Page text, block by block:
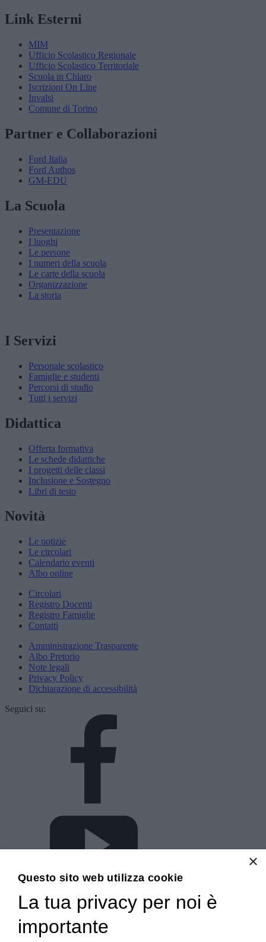
Link Esterni
MIM
Ufficio Scolastico Regionale
Ufficio Scolastico Territoriale
Scuola in Chiaro
Iscrizioni On Line
Invalsi
Comune di Torino
Partner e Collaborazioni
Ford Italia
Ford Authos
GM-EDU
La Scuola
Presentazione
I luoghi
Le persone
I numeri della scuola
Le carte della scuola
Organizzazione
La storia
I Servizi
Personale scolastico
Famiglie e studenti
Percorsi di studio
Tutti i servizi
Didattica
Offerta formativa
Le schede didattiche
I progetti delle classi
Inclusione e Sostegno
Libri di testo
Novità
Le notizie
Le circolari
Calendario eventi
Albo online
Circolari
Registro Docenti
Registro Famiglie
Contatti
Amministrazione Trasparente
Albo Pretorio
Note legali
Privacy Policy
Dichiarazione di accessibilità
Seguici su:
×
Questo sito web utilizza cookie
La tua privacy per noi è
importante